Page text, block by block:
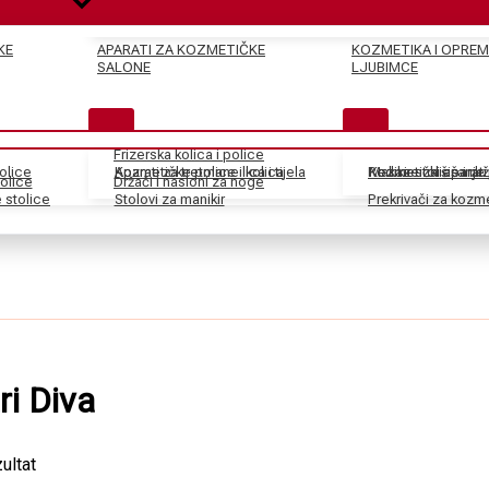
Frizerska kolica i police
Držači i nasloni za noge
stolice
Kozmetičke police i kolica
Stolovi za manikir
Pedikir stolice i
Prekrivači za
APARATI ZA KOZMETIČKE
SALONE
Aparati za tretmane lica i tijela Kozmetički
KOZMETIKA I
LJUBIMCE
Makaze za šišanje
Diva